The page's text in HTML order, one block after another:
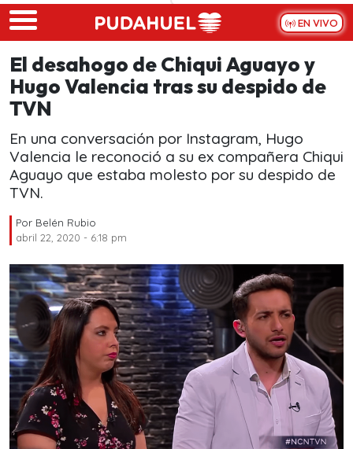
Skip to main content
EN VIVO
El desahogo de Chiqui Aguayo y
Hugo Valencia tras su despido de
TVN
En una conversación por Instagram, Hugo
Valencia le reconoció a su ex compañera Chiqui
Aguayo que estaba molesto por su despido de
TVN.
Por Belén Rubio
abril 22, 2020 - 6:18 pm